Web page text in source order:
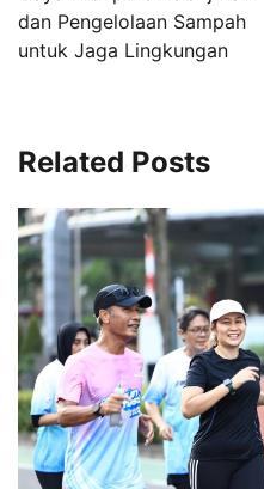
dan Pengelolaan Sampah
untuk Jaga Lingkungan
Related Posts